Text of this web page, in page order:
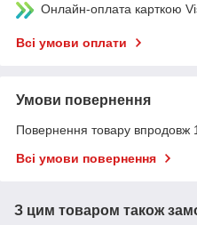
Онлайн-оплата карткою
Всі умови оплати
Умови повернення
Повернення товару впродовж
Всі умови повернення
З цим товаром також